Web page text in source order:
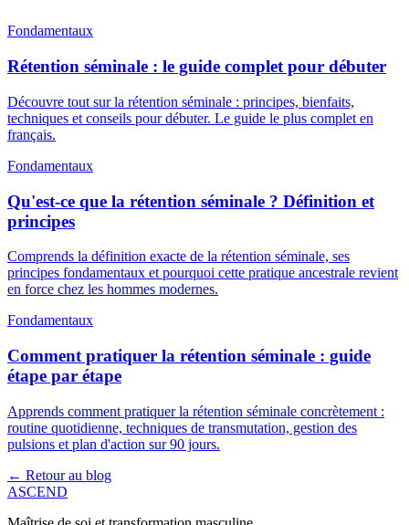
Fondamentaux
Rétention séminale : le guide complet pour débuter
Découvre tout sur la rétention séminale : principes, bienfaits,
techniques et conseils pour débuter. Le guide le plus complet en
français.
Fondamentaux
Qu'est-ce que la rétention séminale ? Définition et
principes
Comprends la définition exacte de la rétention séminale, ses
principes fondamentaux et pourquoi cette pratique ancestrale revient
en force chez les hommes modernes.
Fondamentaux
Comment pratiquer la rétention séminale : guide
étape par étape
Apprends comment pratiquer la rétention séminale concrètement :
routine quotidienne, techniques de transmutation, gestion des
pulsions et plan d'action sur 90 jours.
← Retour au blog
ASCEND